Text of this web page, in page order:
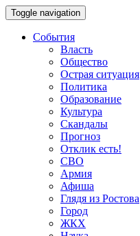
Toggle navigation
События
Власть
Общество
Острая ситуация
Политика
Образование
Культура
Скандалы
Прогноз
Отклик есть!
СВО
Армия
Афиша
Глядя из Ростова
Город
ЖКХ